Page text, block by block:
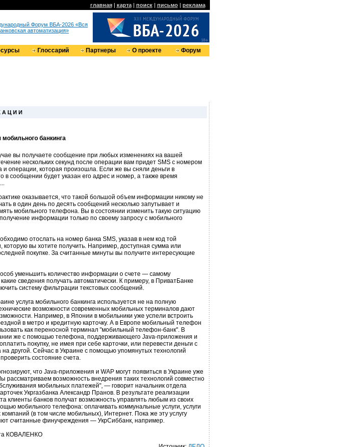
главная| карта| поиск| письмо| реклама
Форум ВБА-2026 «Вся
автоматизация»
Глоссарий Партнеры О проекте Форум
А Ц И И
банкинга
вы получаете сообщение при любых изменениях на вашей
нескольких секунд после операции вам придет SMS с номером
и операции, которая произошла. Если же вы сняли деньги в
в сообщении будет указан его адрес и номер, а также время
оказывается, что такой большой объем информации никому не
в один день по десять сообщений несколько запутывает и
мобильного телефона. Вы в состоянии изменить такую ситуацию
информации только по своему запросу с мобильного
отослать на номер банка SMS, указав в нем код той
вы хотите получить. Например, доступная сумма или
покупке. За считанные минуты вы получите интересующие
уменьшить количество информации о счете — самому
сведения получать автоматически. К примеру, в ПриватБанке
систему фильтрации текстовых сообщений.
услуга мобильного банкинга используется не на полную
возможности современных мобильных терминалов дают
Например, в Японии в мобильники уже успели встроить
в метро и кредитную карточку. А в Европе мобильный телефон
как переносной терминал "мобильный телефон-банк". В
же с помощью телефона, поддерживающего Java-приложения и
покупку, не имея при себе карточки, или перевести деньги с
на другой. Сейчас в Украине с помощью упомянутых технологий
состояние счета.
что Java-приложения и WAP могут появиться в Украине уже
рассматриваем возможность внедрения таких технологий совместно
мобильных платежей", — говорит начальник отдела
Укргазбанка Александр Пранов. В результате реализации
клиенты банков получат возможность управлять любым из своих
мобильного телефона: оплачивать коммунальные услуги, услуги
(в том числе мобильных), Интернет. Пока же эту услугу
считанные финучреждения — УкрСиббанк, например.
КОВАЛЕНКО